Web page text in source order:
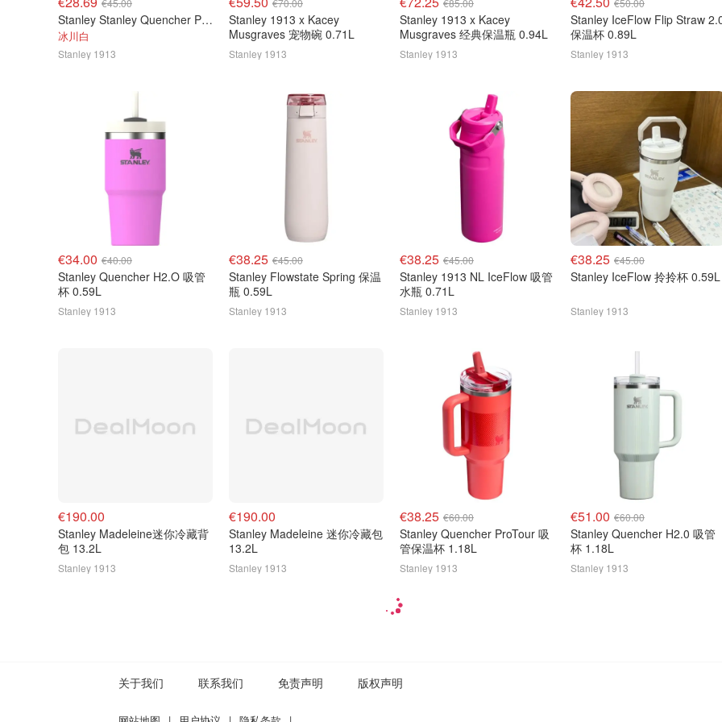
€45.00
Stanley Stanley Quencher ProTour 吸管杯 0.59L
冰川白
Stanley 1913
€70.00
Stanley 1913 x Kacey
Musgraves 宠物碗 0.71L
Stanley 1913
€85.00
Stanley 1913 x Kacey
Musgraves 经典保温瓶 0.94L
Stanley 1913
€50.00
Stanley IceFlow Flip Straw
保温杯 0.89L
Stanley 1913
€34.00 €40.00
Stanley Quencher H2.O 吸管
杯 0.59L
Stanley 1913
€38.25 €45.00
Stanley Flowstate Spring 保温
瓶 0.59L
Stanley 1913
€38.25 €45.00
Stanley 1913 NL IceFlow 吸管
水瓶 0.71L
Stanley 1913
€38.25 €45.00
Stanley IceFlow 拎拎杯 0.59L
Stanley 1913
€190.00
Stanley Madeleine迷你冷藏背
包 13.2L
Stanley 1913
€190.00
Stanley Madeleine 迷你冷藏包
13.2L
Stanley 1913
€38.25 €60.00
Stanley Quencher ProTour 吸
管保温杯 1.18L
Stanley 1913
€51.00 €60.00
Stanley Quencher H2.0 吸管
杯 1.18L
Stanley 1913
关于我们 联系我们 免责声明 版权声明